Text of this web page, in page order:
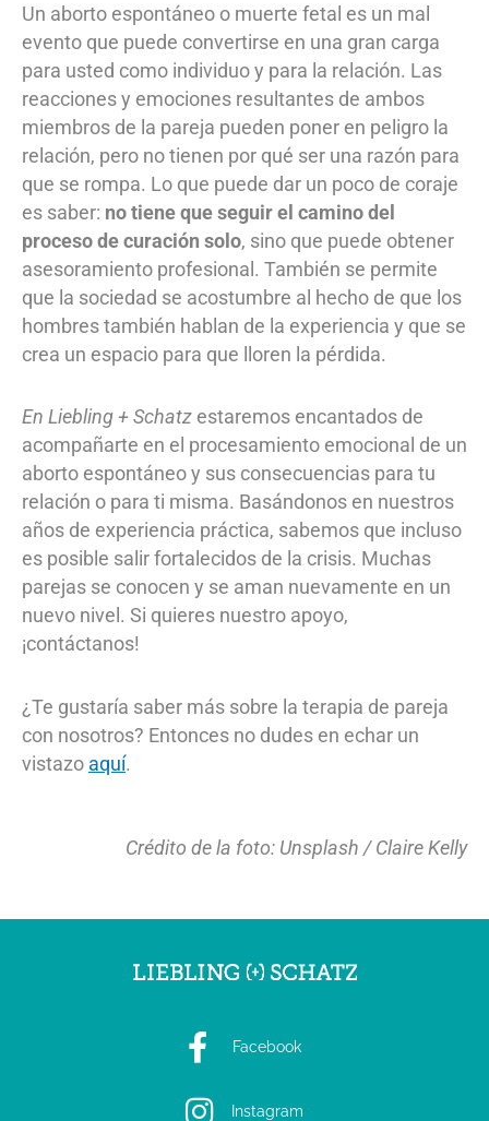
Un aborto espontáneo o muerte fetal es un mal
evento que puede convertirse en una gran carga
para usted como individuo y para la relación. Las
reacciones y emociones resultantes de ambos
miembros de la pareja pueden poner en peligro la
relación, pero no tienen por qué ser una razón para
que se rompa. Lo que puede dar un poco de coraje
es saber: no tiene que seguir el camino del
proceso de curación solo, sino que puede obtener
asesoramiento profesional. También se permite
que la sociedad se acostumbre al hecho de que los
hombres también hablan de la experiencia y que se
crea un espacio para que lloren la pérdida.
En Liebling + Schatz estaremos encantados de
acompañarte en el procesamiento emocional de un
aborto espontáneo y sus consecuencias para tu
relación o para ti misma. Basándonos en nuestros
años de experiencia práctica, sabemos que incluso
es posible salir fortalecidos de la crisis. Muchas
parejas se conocen y se aman nuevamente en un
nuevo nivel. Si quieres nuestro apoyo,
¡contáctanos!
¿Te gustaría saber más sobre la terapia de pareja
con nosotros? Entonces no dudes en echar un
vistazo aquí.
Crédito de la foto: Unsplash / Claire Kelly
Facebook
Instagram